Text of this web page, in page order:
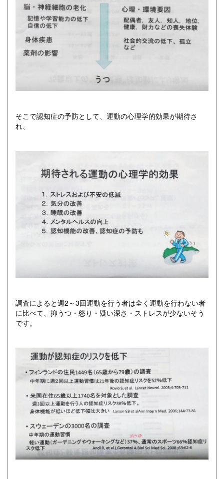
そこで認知症の予防として、運動の心理学的効果が期待さ
れ、
調査によると週2～3回運動を行う者は全く運動を行わない者
に比べて、抑うつ・怒り・疑い深さ・ストレスが少ないそう
です。